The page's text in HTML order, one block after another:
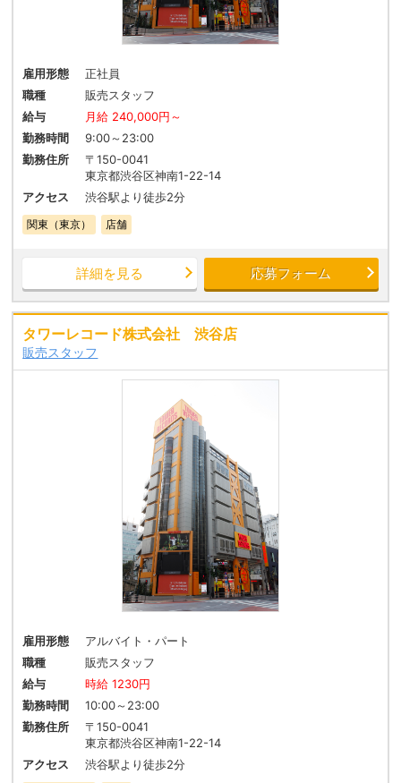
雇用形態
正社員
職種
販売スタッフ
給与
月給 240,000円～
勤務時間
9:00～23:00
勤務住所
〒150-0041
東京都渋谷区神南1-22-14
アクセス
渋谷駅より徒歩2分
関東（東京） 店舗
詳細を見る 応募フォーム
タワーレコード株式会社 渋谷店
販売スタッフ
雇用形態
アルバイト・パート
職種
販売スタッフ
給与
時給 1230円
勤務時間
10:00～23:00
勤務住所
〒150-0041
東京都渋谷区神南1-22-14
アクセス
渋谷駅より徒歩2分